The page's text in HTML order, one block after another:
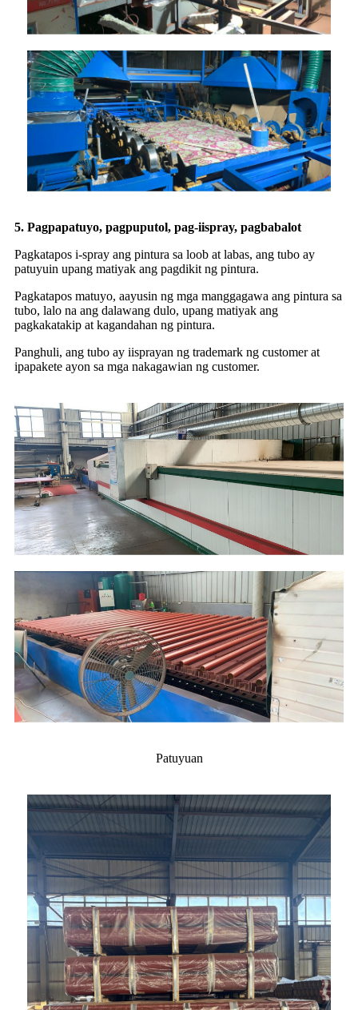
5. Pagpapatuyo, pagpuputol, pag-iispray, pagbabalot
Pagkatapos i-spray ang pintura sa loob at labas, ang tubo ay
patuyuin upang matiyak ang pagdikit ng pintura.
Pagkatapos matuyo, aayusin ng mga manggagawa ang pintura sa
tubo, lalo na ang dalawang dulo, upang matiyak ang
pagkakatakip at kagandahan ng pintura.
Panghuli, ang tubo ay iisprayan ng trademark ng customer at
ipapakete ayon sa mga nakagawian ng customer.
Patuyuan